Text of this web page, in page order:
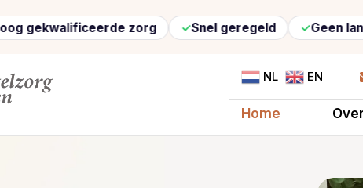
zorg Snel geregeld Geen lange
NL EN
Home